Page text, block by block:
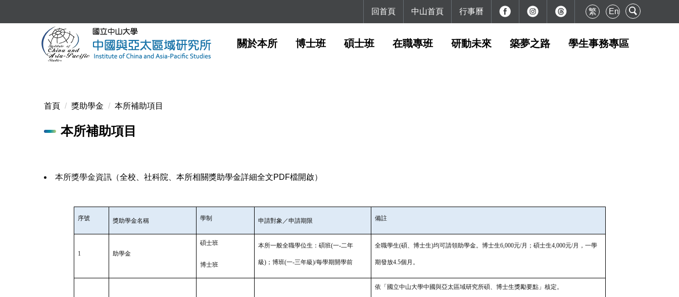
繁 En
回首頁 中山首頁 行事曆
關於本所 博士班 碩士班 在職專班 研動未來 築夢之路 學生事務專區
首頁 獎助學金 本所補助項目
本所補助項目
本所獎學金資訊（全校、社科院、本所相關獎助學金詳細全文PDF檔開啟）
序號 獎助學金名稱 學制 申請對象／申請期限 備註
1 助學金
碩士班
博士班
本所一般全職學位生：碩班(一-二年
級)；博班(一-三年級)/每學期開學前
全職學生(碩、博士生)均可請領助學金。博士生6,000元/月；碩士生4,000元/月，一學
期發放4.5個月。
依「國立中山大學中國與亞太區域研究所碩、博士生獎勵要點」核定。